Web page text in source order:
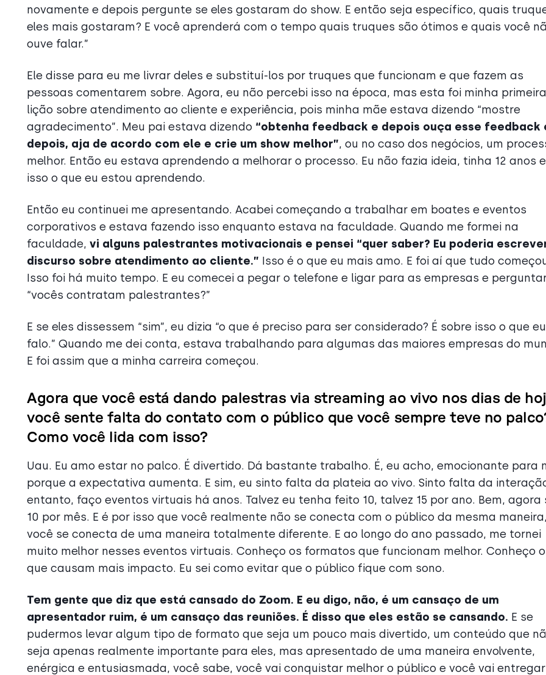
novamente e depois pergunte se eles gostaram do show. E então seja específico, quais
eles mais gostaram? E você aprenderá com o tempo quais truques são ótimos e quais você
ouve falar.”
Ele disse para eu me livrar deles e substituí-los por truques que funcionam e que fazem as
pessoas comentarem sobre. Agora, eu não percebi isso na época, mas esta foi minha primeira
lição sobre atendimento ao cliente e experiência, pois minha mãe estava dizendo “mostre
agradecimento”. Meu pai estava dizendo “obtenha feedback e depois ouça esse feedback
depois, aja de acordo com ele e crie um show melhor”, ou no caso dos negócios, um
melhor. Então eu estava aprendendo a melhorar o processo. Eu não fazia ideia, tinha 12 anos
isso o que eu estou aprendendo.
Então eu continuei me apresentando. Acabei começando a trabalhar em boates e eventos
corporativos e estava fazendo isso enquanto estava na faculdade. Quando me formei na
faculdade, vi alguns palestrantes motivacionais e pensei “quer saber? Eu poderia
discurso sobre atendimento ao cliente.” Isso é o que eu mais amo. E foi aí que tudo
Isso foi há muito tempo. E eu comecei a pegar o telefone e ligar para as empresas e
“vocês contratam palestrantes?”
E se eles dissessem “sim”, eu dizia “o que é preciso para ser considerado? É sobre isso o que eu
falo.” Quando me dei conta, estava trabalhando para algumas das maiores empresas do
E foi assim que a minha carreira começou.
Agora que você está dando palestras via streaming ao vivo nos dias de
você sente falta do contato com o público que você sempre teve no
Como você lida com isso?
Uau. Eu amo estar no palco. É divertido. Dá bastante trabalho. É, eu acho, emocionante para
porque a expectativa aumenta. E sim, eu sinto falta da plateia ao vivo. Sinto falta da
entanto, faço eventos virtuais há anos. Talvez eu tenha feito 10, talvez 15 por ano. Bem, agora
10 por mês. E é por isso que você realmente não se conecta com o público da mesma maneira,
você se conecta de uma maneira totalmente diferente. E ao longo do ano passado, me tornei
muito melhor nesses eventos virtuais. Conheço os formatos que funcionam melhor. Conheço
que causam mais impacto. Eu sei como evitar que o público fique com sono.
Tem gente que diz que está cansado do Zoom. E eu digo, não, é um cansaço de um
apresentador ruim, é um cansaço das reuniões. É disso que eles estão se cansando. E se
pudermos levar algum tipo de formato que seja um pouco mais divertido, um conteúdo que
seja apenas realmente importante para eles, mas apresentado de uma maneira envolvente,
enérgica e entusiasmada, você sabe, você vai conquistar melhor o público e você vai entregar